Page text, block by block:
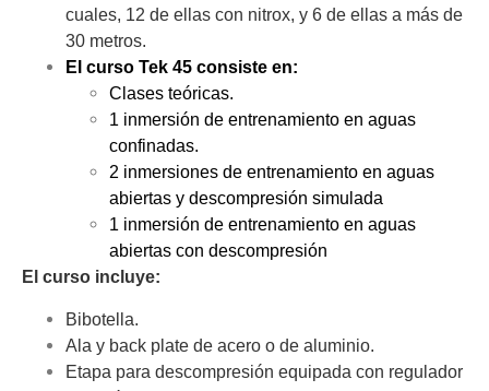
cuales, 12 de ellas con nitrox, y 6 de ellas a más de
30 metros.
El curso Tek 45 consiste en:
Clases teóricas.
1 inmersión de entrenamiento en aguas
confinadas.
2 inmersiones de entrenamiento en aguas
abiertas y descompresión simulada
1 inmersión de entrenamiento en aguas
abiertas con descompresión
El curso incluye:
Bibotella.
Ala y back plate de acero o de aluminio.
Etapa para descompresión equipada con regulador